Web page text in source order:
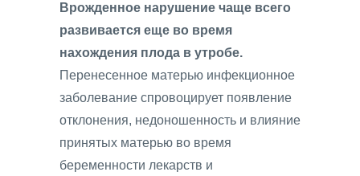
Врожденное нарушение чаще всего
развивается еще во время
нахождения плода в утробе.
Перенесенное матерью инфекционное
заболевание спровоцирует появление
отклонения, недоношенность и влияние
принятых матерью во время
беременности лекарств и